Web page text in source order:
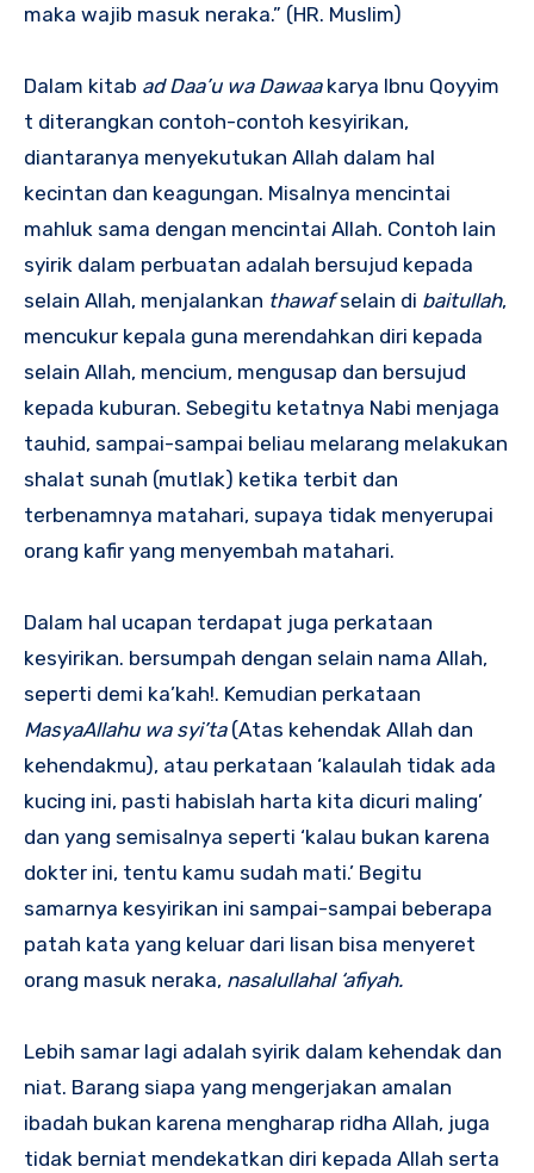
maka wajib masuk neraka.” (HR. Muslim)
Dalam kitab ad Daa’u wa Dawaakarya Ibnu Qoyyim
t diterangkan contoh-contoh kesyirikan,
diantaranya menyekutukan Allah dalam hal
kecintan dan keagungan. Misalnya mencintai
mahluk sama dengan mencintai Allah. Contoh lain
syirik dalam perbuatan adalah bersujud kepada
selain Allah, menjalankan thawafselain di baitullah,
mencukur kepala guna merendahkan diri kepada
selain Allah, mencium, mengusap dan bersujud
kepada kuburan. Sebegitu ketatnya Nabi menjaga
tauhid, sampai-sampai beliau melarang melakukan
shalat sunah (mutlak) ketika terbit dan
terbenamnya matahari, supaya tidak menyerupai
orang kafir yang menyembah matahari.
Dalam hal ucapan terdapat juga perkataan
kesyirikan. bersumpah dengan selain nama Allah,
seperti demi ka’kah!. Kemudian perkataan
MasyaAllahu wa syi’ta(Atas kehendak Allah dan
kehendakmu), atau perkataan ‘kalaulah tidak ada
kucing ini, pasti habislah harta kita dicuri maling’
dan yang semisalnya seperti ‘kalau bukan karena
dokter ini, tentu kamu sudah mati.’ Begitu
samarnya kesyirikan ini sampai-sampai beberapa
patah kata yang keluar dari lisan bisa menyeret
orang masuk neraka, nasalullahal ‘afiyah.
Lebih samar lagi adalah syirik dalam kehendak dan
niat. Barang siapa yang mengerjakan amalan
ibadah bukan karena mengharap ridha Allah, juga
tidak berniat mendekatkan diri kepada Allah serta